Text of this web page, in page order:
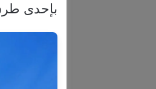
بإحدى